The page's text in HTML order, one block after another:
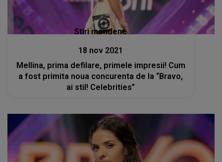
Stiri mondene
18 nov 2021
Mellina, prima defilare, primele impresii! Cum
a fost primita noua concurenta de la “Bravo,
ai stil! Celebrities”